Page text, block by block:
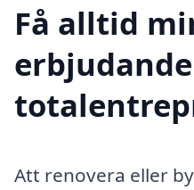
Få alltid
Att renovera eller